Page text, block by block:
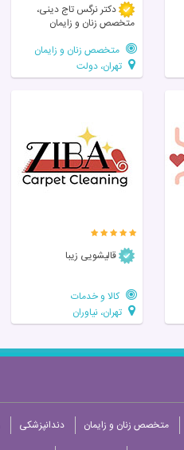
دکتر نرگس تاج دینی،
متخصص زنان و زایمان
متخصص زنان و زایمان
تهران، دولت
قالیشویی زیبا
کالا و خدمات
تهران، نیاوران
متخصص زنان و زایمان دندانپزشکی